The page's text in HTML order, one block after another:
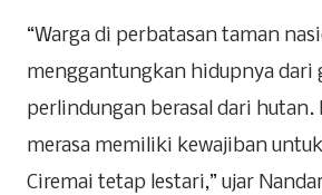
‎“Warga di perbatasan taman
menggantungkan hidupnya dari
perlindungan berasal dari hutan.
merasa memiliki kewajiban
Ciremai tetap lestari,” ujar